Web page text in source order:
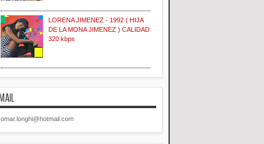
LORENA JIMENEZ - 1992 ( HIJA
DE LA MONA JIMENEZ ) CALIDAD
320 kbps
omar.longhi@hotmail.com